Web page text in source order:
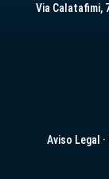
Via Calatafimi,
Aviso Legal ·